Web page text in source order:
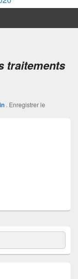
traitements
. Enregistrer le